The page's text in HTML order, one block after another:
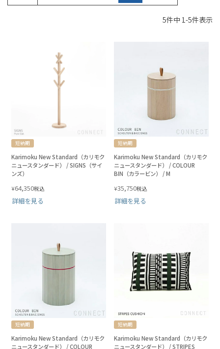
5件中 1 -5件表示
短納期
Karimoku New Standard（カリモク
ニュースタンダード） / SIGNS（サイ
ンズ）
¥64,350税込
詳細を見る
短納期
Karimoku New Standard（カリモク
ニュースタンダード） / COLOUR
BIN（カラービン） / M
¥35,750税込
詳細を見る
短納期
Karimoku New Standard（カリモク
ニュースタンダード） / COLOUR
短納期
Karimoku New Standard（カリモク
ニュースタンダード） / STRIPES